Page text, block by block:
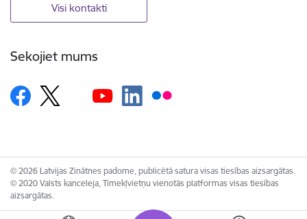
Visi kontakti
Sekojiet mums
© 2026 Latvijas Zinātnes padome, publicētā satura visas tiesības aizsargātas.
© 2020 Valsts kanceleja, Tīmekļvietņu vienotās platformas visas tiesības
aizsargātas.